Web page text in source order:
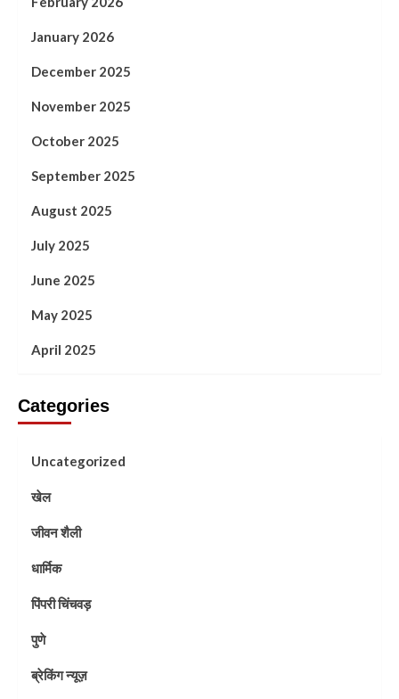
January 2026
December 2025
November 2025
October 2025
September 2025
August 2025
July 2025
June 2025
May 2025
April 2025
Categories
Uncategorized
खेल
जीवन शैली
धार्मिक
पिंपरी चिंचवड़
पुणे
ब्रेकिंग न्यूज़